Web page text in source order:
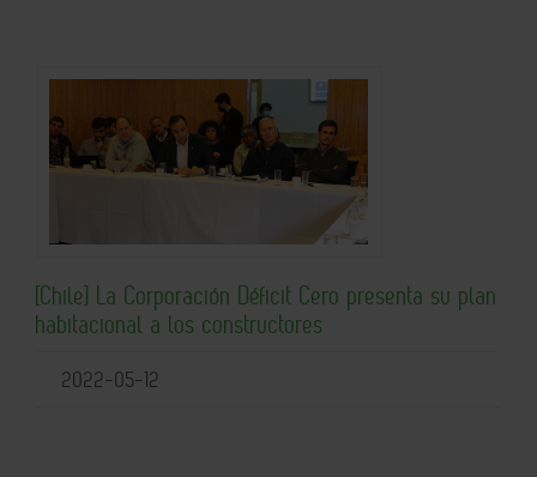
[Chile] La Corporación Déficit Cero presenta su plan
habitacional a los constructores
2022-05-12